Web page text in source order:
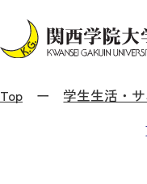
Top 学生生活・